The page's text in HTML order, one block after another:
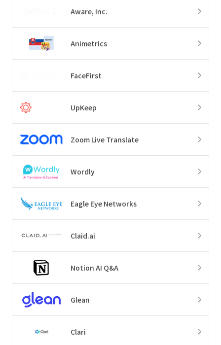
Aware, Inc.
Animetrics
FaceFirst
UpKeep
Zoom Live Translate
Wordly
Eagle Eye Networks
Claid.ai
Notion AI Q&A
Glean
Clari